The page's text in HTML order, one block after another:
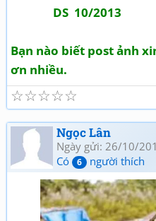
DS 10/2013
Bạn nào biết post ảnh
ơn nhiều.
☆
☆
☆
☆
☆
Ngọc Lân
Ngày gửi: 26/10/
Có
6 người thích